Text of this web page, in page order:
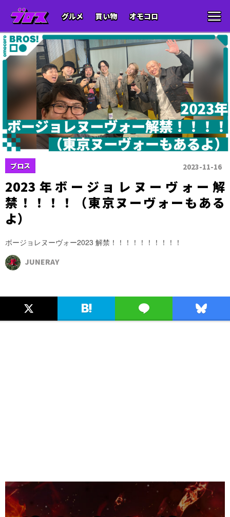
グルメ 買い物 オモコロ
ブロス 2023-11-16
2023年ボージョレヌーヴォー解
禁！！！！（東京ヌーヴォーもある
よ）
ボージョレヌーヴォー2023 解禁！！！！！！！！！！
JUNERAY